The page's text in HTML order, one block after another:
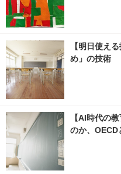
【明日使え
め」の技術
【AI時代の
のか、OECD